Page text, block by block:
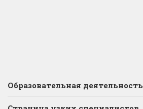
Образовательная деятельность